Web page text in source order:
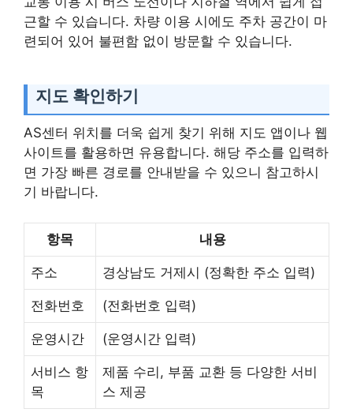
근할 수 있습니다. 차량 이용 시에도 주차 공간이 마
련되어 있어 불편함 없이 방문할 수 있습니다.
지도 확인하기
AS센터 위치를 더욱 쉽게 찾기 위해 지도 앱이나 웹
사이트를 활용하면 유용합니다. 해당 주소를 입력하
면 가장 빠른 경로를 안내받을 수 있으니 참고하시
기 바랍니다.
항목 내용
주소 경상남도 거제시 (정확한 주소 입력)
전화번호 (전화번호 입력)
운영시간 (운영시간 입력)
서비스 항
목
제품 수리, 부품 교환 등 다양한 서비
스 제공